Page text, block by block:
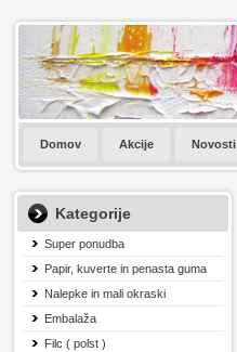
Domov Akcije Novosti
Kategorije
Super ponudba
Papir, kuverte in penasta guma
Nalepke in mali okraski
Embalaža
Filc ( polst )